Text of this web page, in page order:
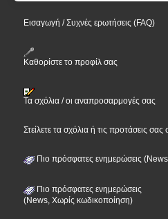
Εισαγωγή / Συχνές ερωτήσεις (FAQ)
Καθορίστε το προφίλ σας
Τα σχόλια / οι αναπροσαρμογές σας
Στείλετε τα σχόλια ή τις προτάσεις
Πιο πρόσφατες ενημερώσεις
Πιο πρόσφατες ενημερώσεις
(News, Χωρίς κωδικοποίηση)